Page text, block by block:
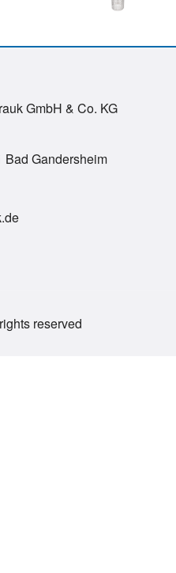
GmbH & Co. KG
Bad Gandersheim
reserved